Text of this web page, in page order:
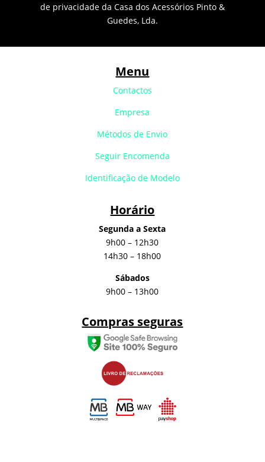
de privacidade da Casa dos Acessórios Pinto &
Guedes, Lda.
Menu
Contactos
Empresa
Métodos de Envio
Seguir Encomenda
Identificação de Modelo
Horário
Segunda a Sexta
9h00 – 12h30
14h30 – 18h00
Sábados
9h00 – 13h00
Compras seguras